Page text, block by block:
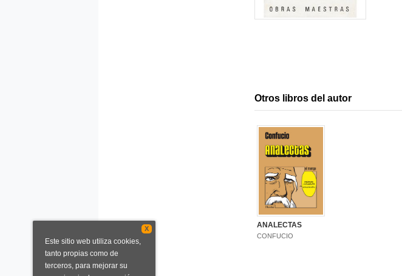
Otros libros del autor
ANALECTAS
CONFUCIO
X
Este sitio web utiliza cookies,
tanto propias como de
terceros, para mejorar su